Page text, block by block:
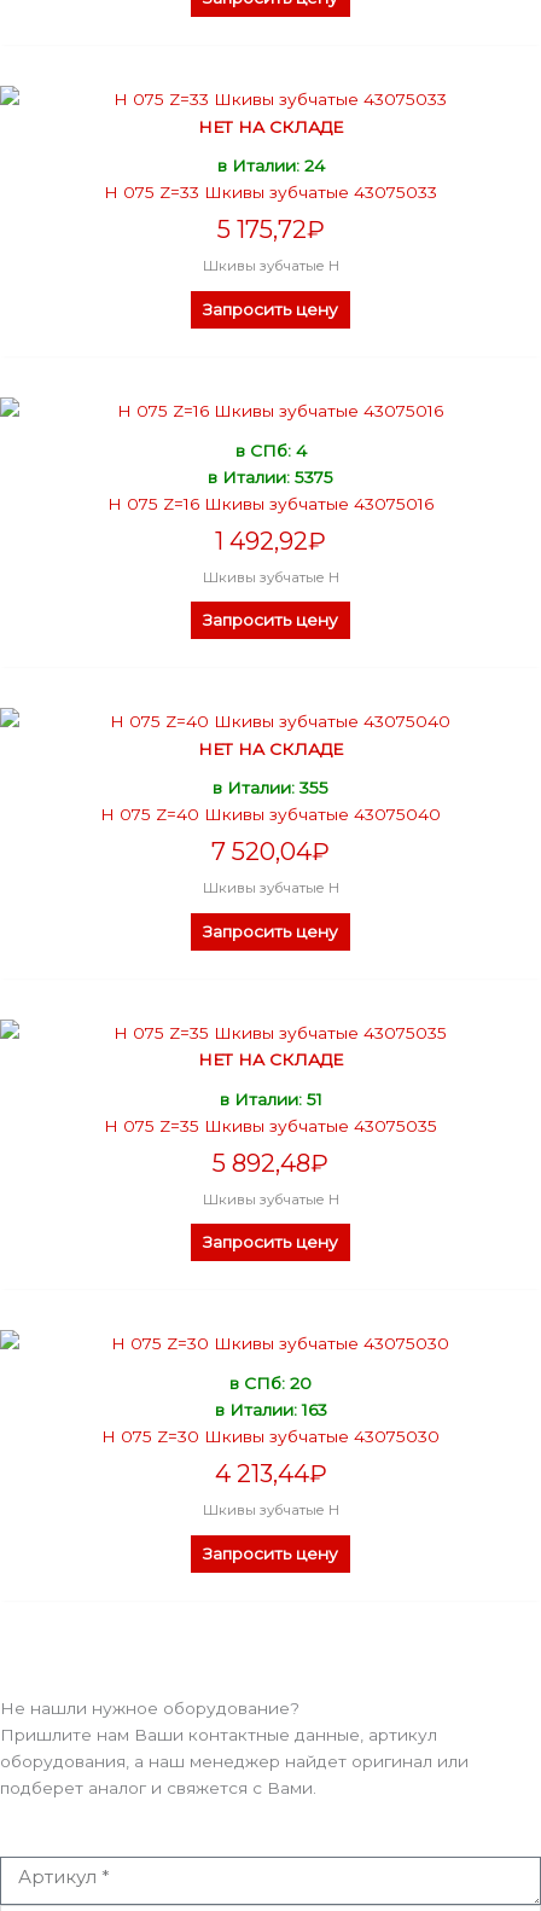
НЕТ НА СКЛАДЕ
в Италии: 24
H 075 Z=33 Шкивы зубчатые 43075033
5 175,72₽
Шкивы зубчатые H
Запросить цену
в СПб: 4
в Италии: 5375
H 075 Z=16 Шкивы зубчатые 43075016
1 492,92₽
Шкивы зубчатые H
Запросить цену
НЕТ НА СКЛАДЕ
в Италии: 355
H 075 Z=40 Шкивы зубчатые 43075040
7 520,04₽
Шкивы зубчатые H
Запросить цену
НЕТ НА СКЛАДЕ
в Италии: 51
H 075 Z=35 Шкивы зубчатые 43075035
5 892,48₽
Шкивы зубчатые H
Запросить цену
в СПб: 20
в Италии: 163
H 075 Z=30 Шкивы зубчатые 43075030
4 213,44₽
Шкивы зубчатые H
Запросить цену
Не нашли нужное оборудование?
Пришлите нам Ваши контактные данные, артикул
оборудования, а наш менеджер найдет оригинал или
подберет аналог и свяжется с Вами.
Артикул